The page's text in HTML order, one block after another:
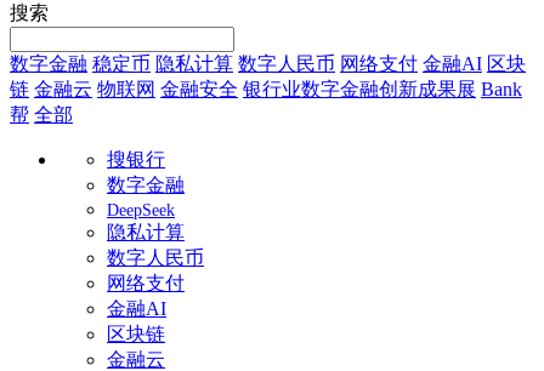
搜索
数字金融 稳定币 隐私计算 数字人民币 网络支付 金融AI 区块
链 金融云 物联网 金融安全 银行业数字金融创新成果展 Bank
帮 全部
搜银行
数字金融
DeepSeek
隐私计算
数字人民币
网络支付
金融AI
区块链
金融云